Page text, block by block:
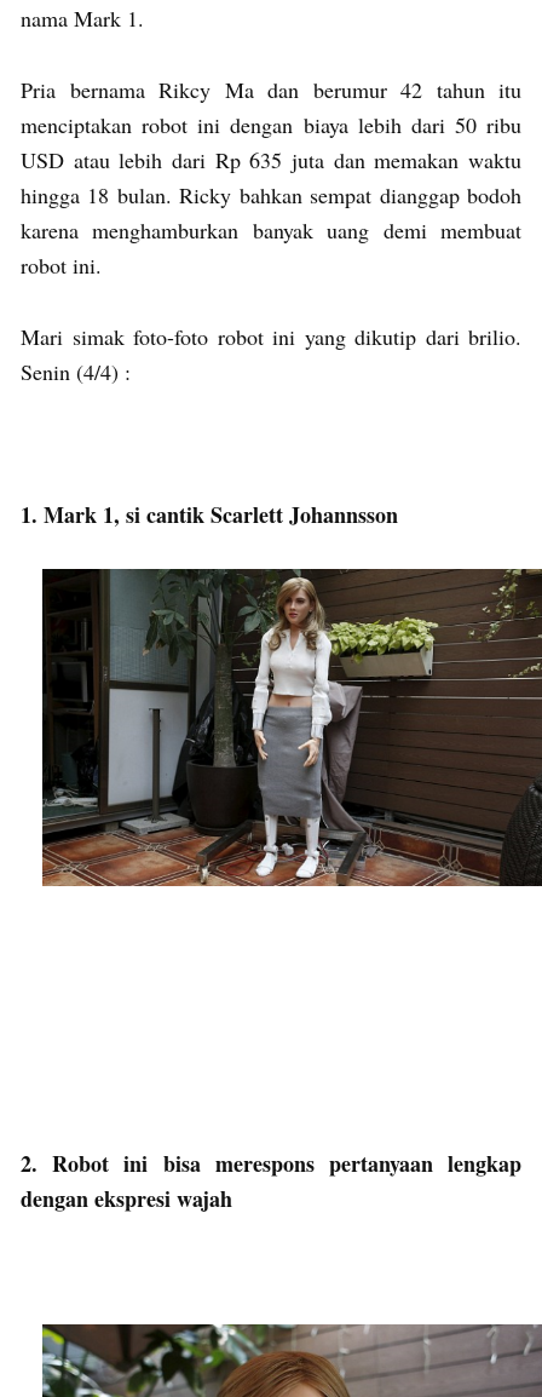
nama Mark 1.
Pria bernama Rikcy Ma dan berumur 42 tahun itu
menciptakan robot ini dengan biaya lebih dari 50 ribu
USD atau lebih dari Rp 635 juta dan memakan waktu
hingga 18 bulan. Ricky bahkan sempat dianggap bodoh
karena menghamburkan banyak uang demi membuat
robot ini.
Mari simak foto-foto robot ini yang dikutip dari brilio.
Senin (4/4) :
1. Mark 1, si cantik Scarlett Johannsson
2. Robot ini bisa merespons pertanyaan lengkap
dengan ekspresi wajah